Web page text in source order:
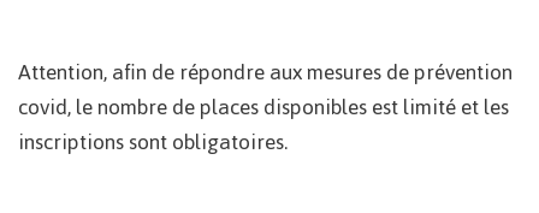
Attention, afin de répondre aux mesures de prévention
covid, le nombre de places disponibles est limité et les
inscriptions sont obligatoires.